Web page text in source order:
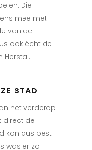
Die
mee met
van de
ook écht de
Herstal.
STAD
het verderop
direct de
kon dus best
was er zo